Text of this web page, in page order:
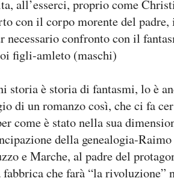
all’esserci, proprio come
con il corpo morente del padre,
necessario confronto con il
figli-amleto (maschi)
storia è storia di fantasmi, lo è
di un romanzo così, che ci fa
come è stato nella sua
della genealogia-
e Marche, al padre del
fabbrica che farà “la rivoluzione”